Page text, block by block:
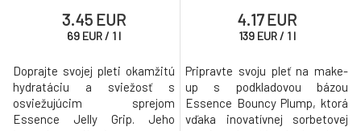
3.45 EUR
69 EUR/ 1 l
Doprajte svojej pleti okamžitú
hydratáciu a sviežosť s
osviežujúcim sprejom
Essence Jelly Grip. Jeho
4.17 EUR
139 EUR / 1 l
Pripravte svoju pleť na make-
up s podkladovou bázou
Essence Bouncy Plump, ktorá
vďaka inovatívnej sorbetovej